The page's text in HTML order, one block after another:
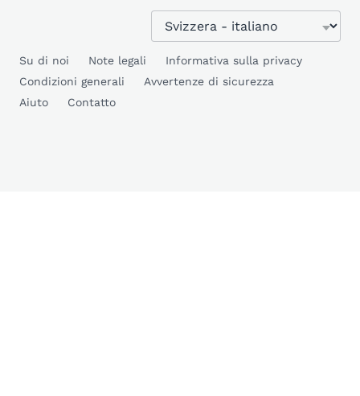
Su di noi Note legali
Informativa sulla privacy
Condizioni generali
Avvertenze di sicurezza
Aiuto
Contatto